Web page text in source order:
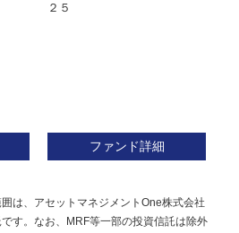
２５
ファンド詳細
は、アセットマネジメントOne株式会社
す。なお、MRF等一部の投資信託は除外